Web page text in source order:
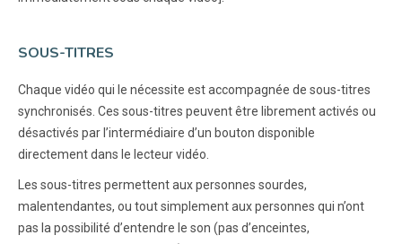
SOUS-TITRES
Chaque vidéo qui le nécessite est accompagnée de sous-titres
synchronisés. Ces sous-titres peuvent être librement activés ou
désactivés par l’intermédiaire d’un bouton disponible
directement dans le lecteur vidéo.
Les sous-titres permettent aux personnes sourdes,
malentendantes, ou tout simplement aux personnes qui n’ont
pas la possibilité d’entendre le son (pas d’enceintes,